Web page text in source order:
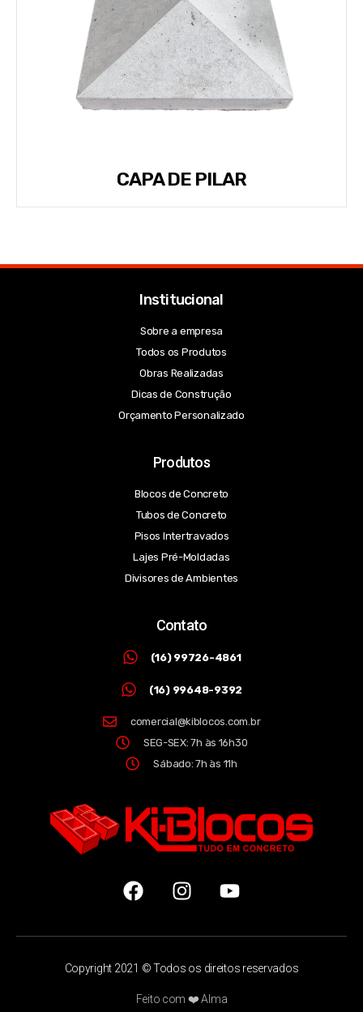
CAPA DE PILAR
Institucional
Sobre a empresa
Todos os Produtos
Obras Realizadas
Dicas de Construção
Orçamento Personalizado
Produtos
Blocos de Concreto
Tubos de Concreto
Pisos Intertravados
Lajes Pré-Moldadas
Divisores de Ambientes
Contato
(16) 99726-4861
(16) 99648-9392
comercial@kiblocos.com.br
SEG-SEX: 7h às 16h30
Sábado: 7h às 11h
Copyright 2021 © Todos os direitos reservados
Feito com ❤️ Alma